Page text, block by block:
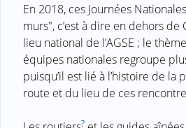
En 2018, ces Journées
murs", c’est à dire en dehors de
lieu national de l’AGSE ; le
équipes nationales regroupe
puisqu’il est lié à l’histoire de la
route et du lieu de ces
?